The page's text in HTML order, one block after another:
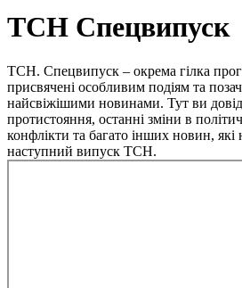
ТСН Спецвипуск
ТСН. Спецвипуск – окрема гілка
присвячені особливим подіям та
найсвіжішими новинами. Тут ви
протистояння, останні зміни в
конфлікти та багато інших новин,
наступний випуск ТСН.